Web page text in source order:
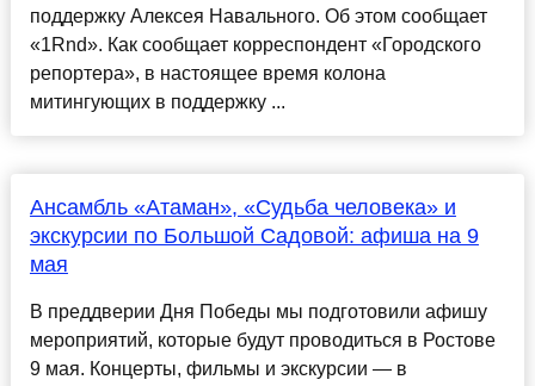
поддержку Алексея Навального. Об этом сообщает
«1Rnd». Как сообщает корреспондент «Городского
репортера», в настоящее время колона
митингующих в поддержку ...
Ансамбль «Атаман», «Судьба человека» и
экскурсии по Большой Садовой: афиша на 9
мая
В преддверии Дня Победы мы подготовили афишу
мероприятий, которые будут проводиться в Ростове
9 мая. Концерты, фильмы и экскурсии — в